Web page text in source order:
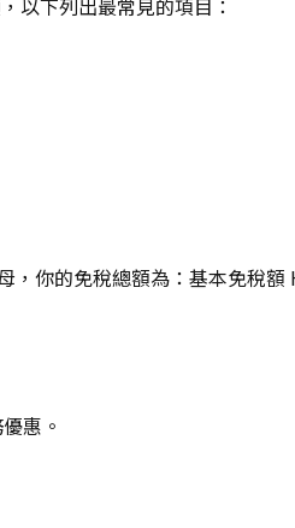
以下列出最常見的項目：
你的免稅總額為：基本免稅
惠。